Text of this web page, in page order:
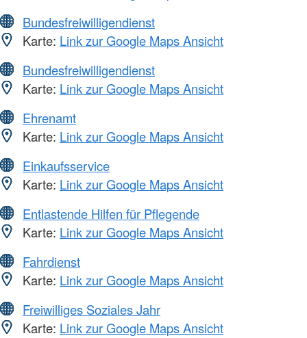
Bundesfreiwilligendienst
Karte: Link zur Google Maps Ansicht
Bundesfreiwilligendienst
Karte: Link zur Google Maps Ansicht
Ehrenamt
Karte: Link zur Google Maps Ansicht
Einkaufsservice
Karte: Link zur Google Maps Ansicht
Entlastende Hilfen für Pflegende
Karte: Link zur Google Maps Ansicht
Fahrdienst
Karte: Link zur Google Maps Ansicht
Freiwilliges Soziales Jahr
Karte: Link zur Google Maps Ansicht